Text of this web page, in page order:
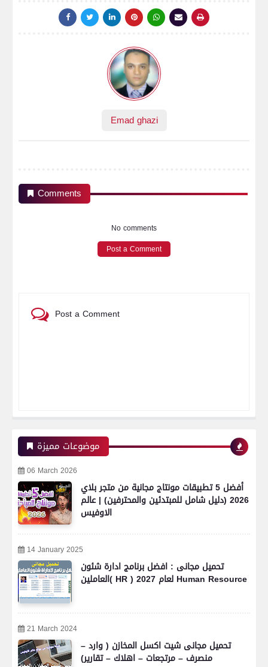
Emad ghazi
Comments
No comments
Post a Comment
Post a Comment
موضوعات مميزة
06 March 2026
أفضل 5 تطبيقات مونتاج مجانية من متجر بلاي
2026 (دليل شامل للمبتدئين والمحترفين) | عالم
الاوفيس
14 January 2025
تحميل مجانى : افضل برنامج ادارة شئون
العاملين( HR ) لعام 2027 Human Resource
21 March 2024
تحميل مجانى شيت اكسل المخازن ( وارد –
منصرف – مرتجعات – اهلاك – تقارير)